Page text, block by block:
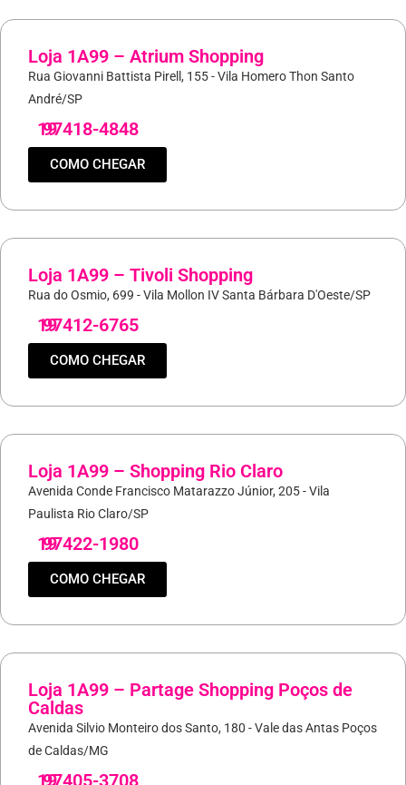
Loja 1A99 – Atrium Shopping
Rua Giovanni Battista Pirell, 155 - Vila Homero Thon Santo
André/SP
19
97418-4848
COMO CHEGAR
Loja 1A99 – Tivoli Shopping
Rua do Osmio, 699 - Vila Mollon IV Santa Bárbara D'Oeste/SP
19
97412-6765
COMO CHEGAR
Loja 1A99 – Shopping Rio Claro
Avenida Conde Francisco Matarazzo Júnior, 205 - Vila
Paulista Rio Claro/SP
19
97422-1980
COMO CHEGAR
Loja 1A99 – Partage Shopping Poços de
Caldas
Avenida Silvio Monteiro dos Santo, 180 - Vale das Antas Poços
de Caldas/MG
19
97405-3708